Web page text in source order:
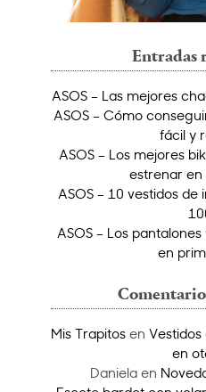
Entradas
ASOS – Las mejores
ASOS – Cómo
fácil y
ASOS – Los mejores
estrenar
ASOS – 10 vestidos
ASOS – Los
en
Mis Trapitos en
en
Danielaen